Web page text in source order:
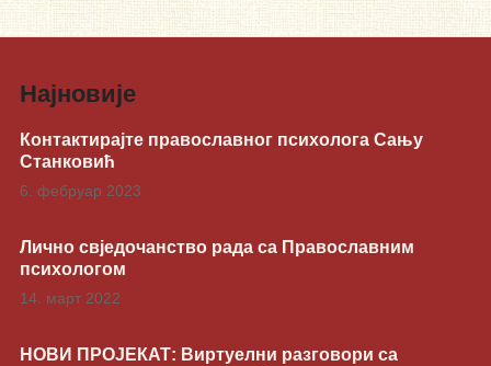
Најновије
Контактирајте православног психолога Сању
Станковић
6. фебруар 2023
Лично свједочанство рада са Православним
психологом
14. март 2022
НОВИ ПРОЈЕКАТ: Виртуелни разговори са